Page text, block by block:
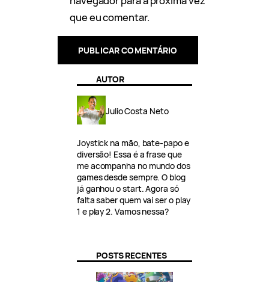
que eu comentar.
AUTOR
Julio Costa Neto
Joystick na mão, bate-papo e
diversão! Essa é a frase que
me acompanha no mundo dos
games desde sempre. O blog
já ganhou o start. Agora só
falta saber quem vai ser o play
1 e play 2. Vamos nessa?
POSTS RECENTES